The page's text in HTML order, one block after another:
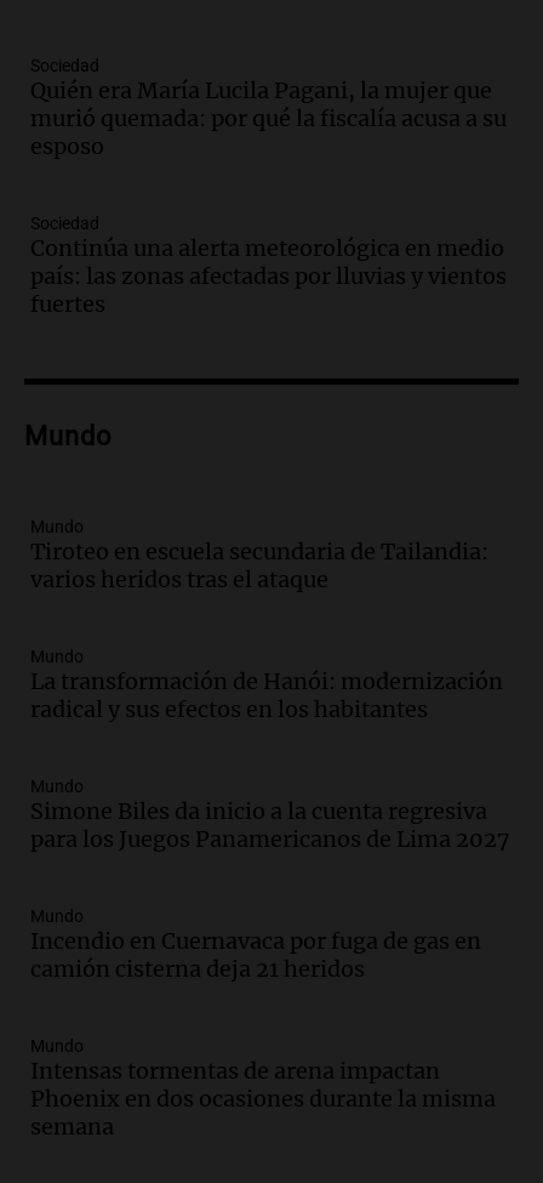
ayuda por problemas de fertilidad y la
ostentación de millonarios
Amamos Argentina
Episodios
avanza con testimonios clave sobre el
accidente en Villa Dolores
Panorama Federal
tributo todos los jueves
Episodios
sea, va a ser lindo”
La Cadena del Gol
Episodios
en ludopatía: “Tener el casino en la
mano es muy peligroso”
La Argentina, hoy
Episodios
ciudad de Córdoba para interiorizarse
sobre los parques educativos
Amamos Argentina
Audio.
traerá más lluvias y eventos extremos
durante la primavera
Audio.
Córdoba sigue trabajando para
restablecer el servicio de electricidad
tras fuertes vientos
Panorama Federal
Sociedad
Quién era María Lucila Pagani, la mujer que
murió quemada: por qué la fiscalía acusa a su
esposo
Sociedad
Continúa una alerta meteorológica en medio
país: las zonas afectadas por lluvias y vientos
fuertes
Mundo
Mundo
Tiroteo en escuela secundaria de Tailandia:
varios heridos tras el ataque
Mundo
La transformación de Hanói: modernización
radical y sus efectos en los habitantes
Mundo
Simone Biles da inicio a la cuenta regresiva
para los Juegos Panamericanos de Lima 2027
Mundo
Incendio en Cuernavaca por fuga de gas en
camión cisterna deja 21 heridos
Mundo
Intensas tormentas de arena impactan
Phoenix en dos ocasiones durante la misma
semana